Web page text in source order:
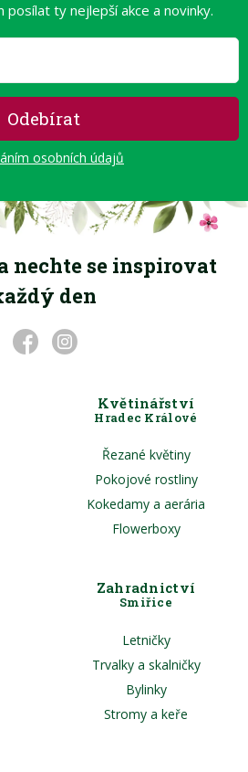
posílat ty nejlepší akce a novinky.
Odebírat
osobních údajů
nechte se inspirovat
den
Květinářství
Hradec Králové
Řezané květiny
Pokojové rostliny
Kokedamy a aerária
Flowerboxy
Zahradnictví
Smiřice
Letničky
Trvalky a skalničky
Bylinky
Stromy a keře